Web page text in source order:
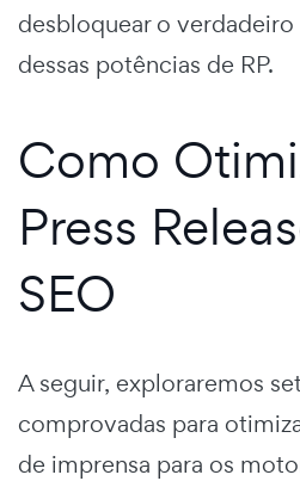
desbloquear o
dessas potências de RP.
Como
Press
SEO
A seguir, exploraremos
comprovadas para
de imprensa para os